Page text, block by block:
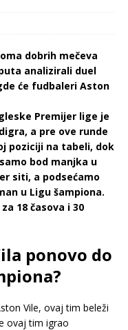
dobrih mečeva
analizirali duel
će fudbaleri Aston
Premijer lige je
a pre ove runde
poziciji na tabeli, dok
bod manjka u
siti, a podsećamo
u Ligu šampiona.
18 časova i 30
ponovo do
Vile, ovaj tim beleži
ovaj tim igrao